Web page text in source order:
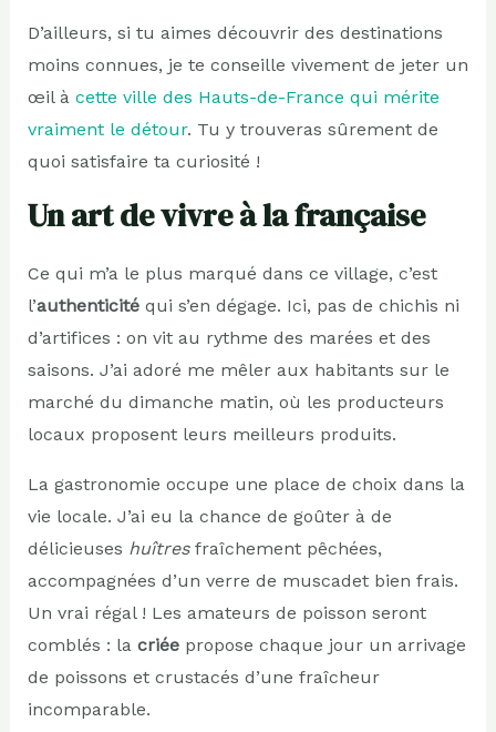
D’ailleurs, si tu aimes découvrir des destinations
moins connues, je te conseille vivement de jeter un
œil à cette ville des Hauts-de-France qui mérite
vraiment le détour. Tu y trouveras sûrement de
quoi satisfaire ta curiosité !
Un art de vivre à la française
Ce qui m’a le plus marqué dans ce village, c’est
l’authenticitéqui s’en dégage. Ici, pas de chichis ni
d’artifices : on vit au rythme des marées et des
saisons. J’ai adoré me mêler aux habitants sur le
marché du dimanche matin, où les producteurs
locaux proposent leurs meilleurs produits.
La gastronomie occupe une place de choix dans la
vie locale. J’ai eu la chance de goûter à de
délicieuses huîtresfraîchement pêchées,
accompagnées d’un verre de muscadet bien frais.
Un vrai régal ! Les amateurs de poisson seront
comblés : la criéepropose chaque jour un arrivage
de poissons et crustacés d’une fraîcheur
incomparable.